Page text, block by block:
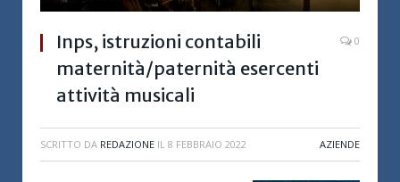
Inps, istruzioni contabili
maternità/paternità esercenti
attività musicali
0
SCRITTO DA REDAZIONE IL 8 FEBBRAIO 2022 AZIENDE